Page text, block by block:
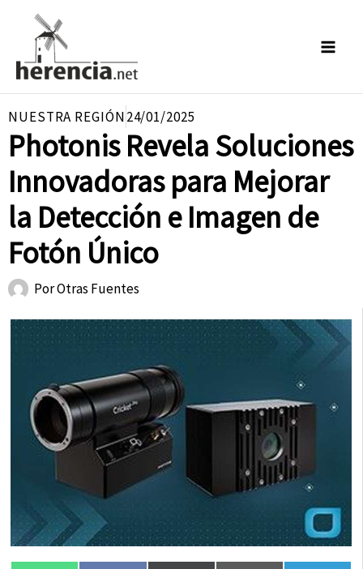
contenido
NUESTRA REGIÓN24/01/2025
Photonis Revela Soluciones
Innovadoras para Mejorar
la Detección e Imagen de
Fotón Único
PorOtras Fuentes